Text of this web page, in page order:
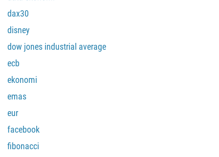
dax30
disney
dow jones industrial average
ecb
ekonomi
emas
eur
facebook
fibonacci